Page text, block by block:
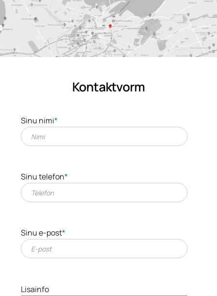
Kontaktvorm
Sinu nimi*
Sinu telefon*
Sinu e-post*
Lisainfo